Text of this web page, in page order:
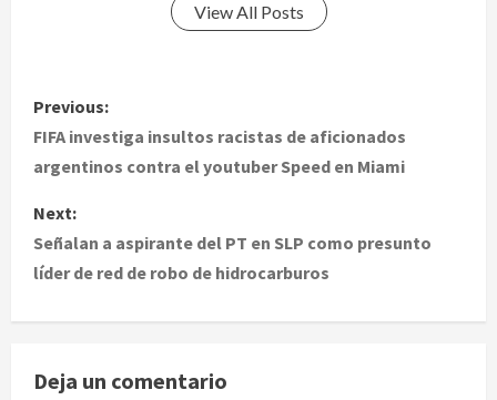
View All Posts
P
o
t
n
a
v
Previous:
FIFA investiga insultos racistas de aficionados
argentinos contra el youtuber Speed en Miami
Next:
Señalan a aspirante del PT en SLP como presunto
líder de red de robo de hidrocarburos
Deja un comentario